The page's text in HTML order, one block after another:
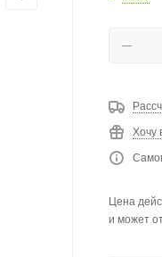
Хочу
Цена
и может